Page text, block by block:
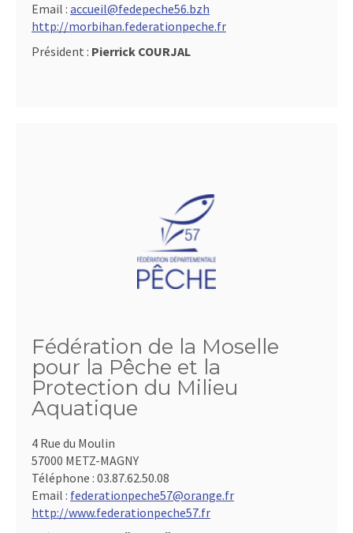
Email : accueil@fedepeche56.bzh
http://morbihan.federationpeche.fr
Président : Pierrick COURJAL
Fédération de la Moselle
pour la Pêche et la
Protection du Milieu
Aquatique
4 Rue du Moulin
57000 METZ-MAGNY
Téléphone : 03.87.62.50.08
Email : federationpeche57@orange.fr
http://www.federationpeche57.fr